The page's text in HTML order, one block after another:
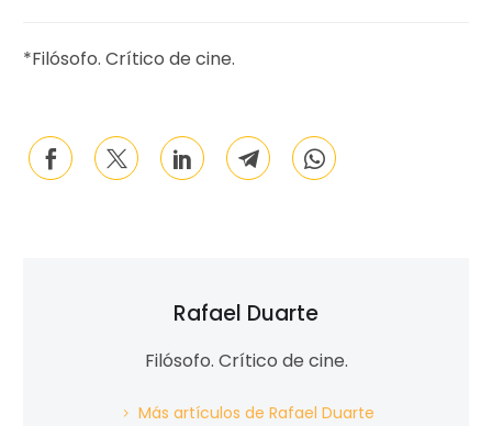
*Filósofo. Crítico de cine.
Rafael Duarte
Filósofo. Crítico de cine.
Más artículos de Rafael Duarte